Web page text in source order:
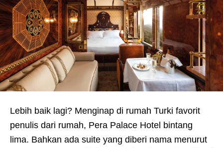
Lebih baik lagi? Menginap di rumah Turki favorit
penulis dari rumah, Pera Palace Hotel bintang
lima. Bahkan ada suite yang diberi nama menurut